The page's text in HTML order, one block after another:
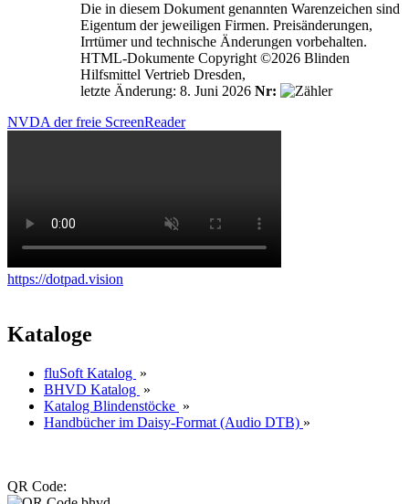
Die in diesem Dokument genannten Warenzeichen sind
Eigentum der jeweiligen Firmen. Preisänderungen,
Irrtümer und technische Änderungen vorbehalten.
HTML-Dokumente Copyright ©2026 Blinden
Hilfsmittel Vertrieb Dresden,
letzte Änderung: 8. Juni 2026 Nr:
NVDA der freie ScreenReader
https://dotpad.vision
Kataloge
fluSoft Katalog »
BHVD Katalog »
Katalog Blindenstöcke »
Handbücher im Daisy-Format (Audio DTB) »
QR Code: